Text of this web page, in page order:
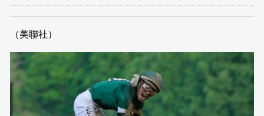
（美聯社）